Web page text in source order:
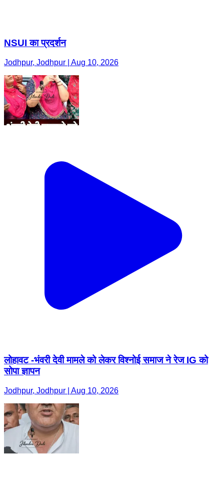
NSUI का प्रदर्शन
Jodhpur, Jodhpur | Aug 10, 2026
लोहावट -भंवरी देवी मामले को लेकर विश्नोई समाज ने रेज IG को
सोपा ज्ञापन
Jodhpur, Jodhpur | Aug 10, 2026